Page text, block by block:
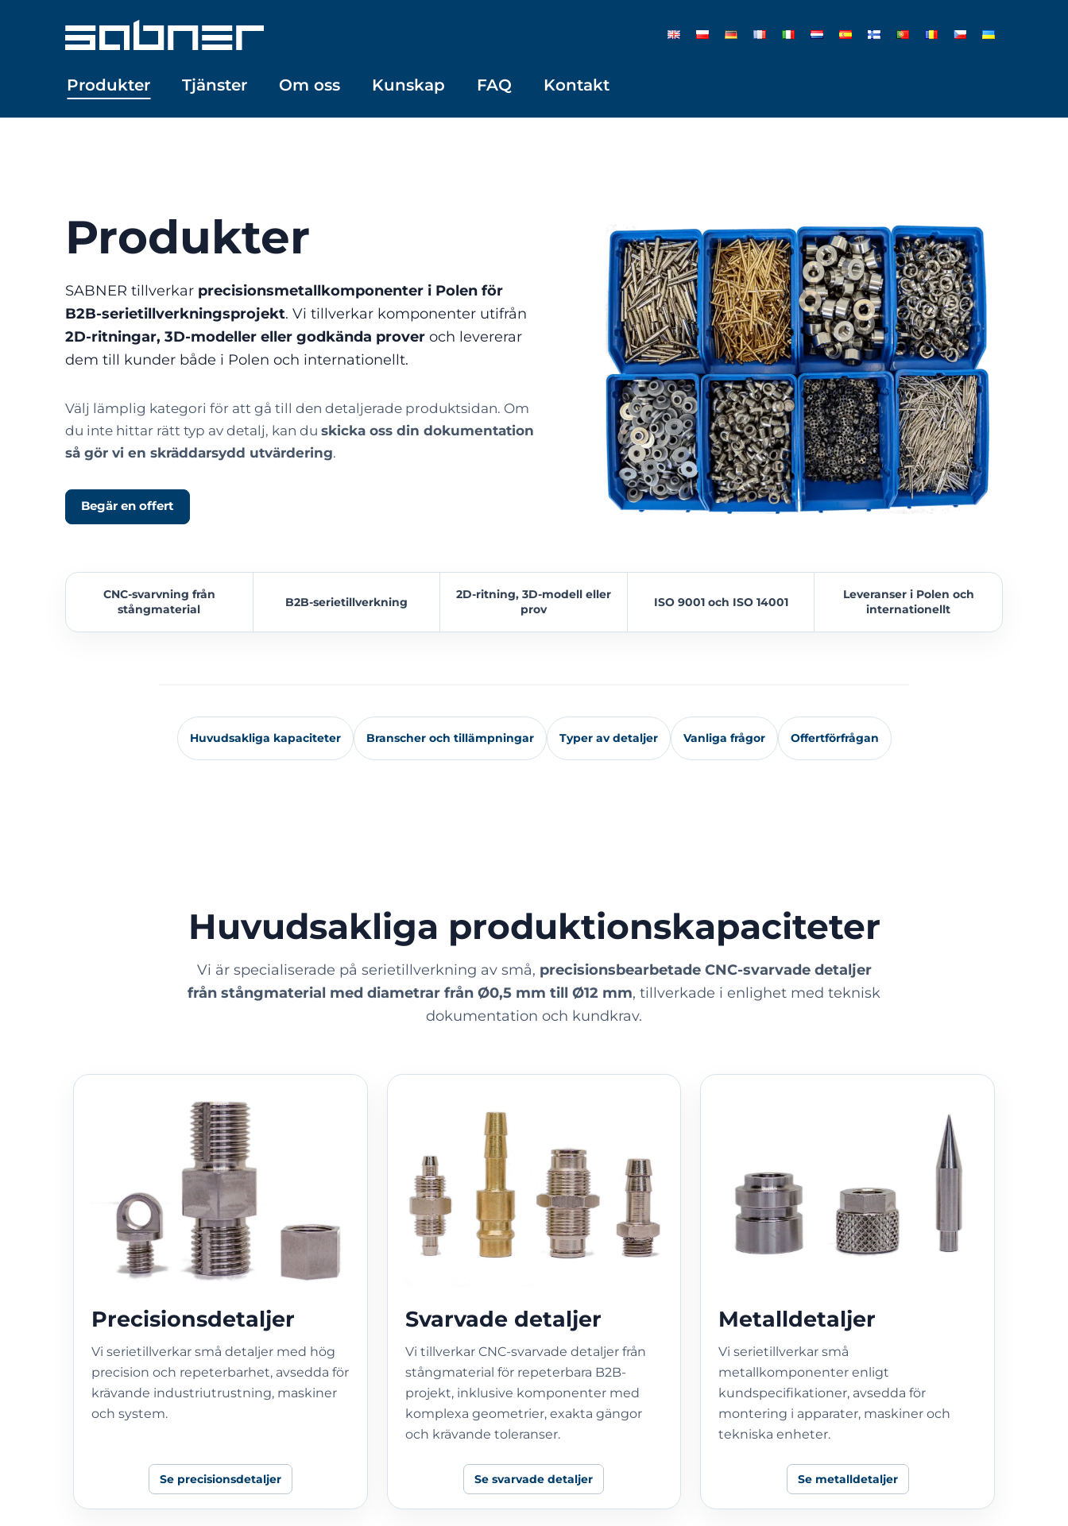
Produkter Tjänster Om oss Kunskap FAQ Kontakt
Produkter
SABNER tillverkar precisionsmetallkomponenter i Polen för
B2B-serietillverkningsprojekt. Vi tillverkar komponenter utifrån
2D-ritningar, 3D-modeller eller godkända prover och levererar
dem till kunder både i Polen och internationellt.
Välj lämplig kategori för att gå till den detaljerade produktsidan. Om
du inte hittar rätt typ av detalj, kan du skicka oss din dokumentation
så gör vi en skräddarsydd utvärdering.
Begär en offert
CNC-svarvning från
stångmaterial
B2B-serietillverkning
2D-ritning, 3D-modell eller
prov
ISO 9001 och ISO 14001
Leveranser i Polen och
internationellt
Huvudsakliga kapaciteter Branscher och tillämpningar Typer av detaljer Vanliga frågor Offertförfrågan
Huvudsakliga produktionskapaciteter
Vi är specialiserade på serietillverkning av små, precisionsbearbetade CNC-svarvade detaljer
från stångmaterial med diametrar från Ø0,5 mm till Ø12 mm, tillverkade i enlighet med teknisk
dokumentation och kundkrav.
Precisionsdetaljer
Vi serietillverkar små detaljer med hög
precision och repeterbarhet, avsedda för
krävande industriutrustning, maskiner
och system.
Se precisionsdetaljer
Svarvade detaljer
Vi tillverkar CNC-svarvade detaljer från
stångmaterial för repeterbara B2B-
projekt, inklusive komponenter med
komplexa geometrier, exakta gängor
och krävande toleranser.
Se svarvade detaljer
Metalldetaljer
Vi serietillverkar små
metallkomponenter enligt
kundspecifikationer, avsedda för
montering i apparater, maskiner och
tekniska enheter.
Se metalldetaljer